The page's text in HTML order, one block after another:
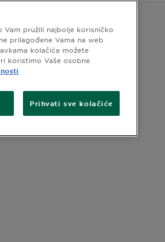
Vam pružili najbolje korisničko
prilagođene Vama na web
kolačića možete
koristimo Vaše osobne
Prihvati sve kolačiće